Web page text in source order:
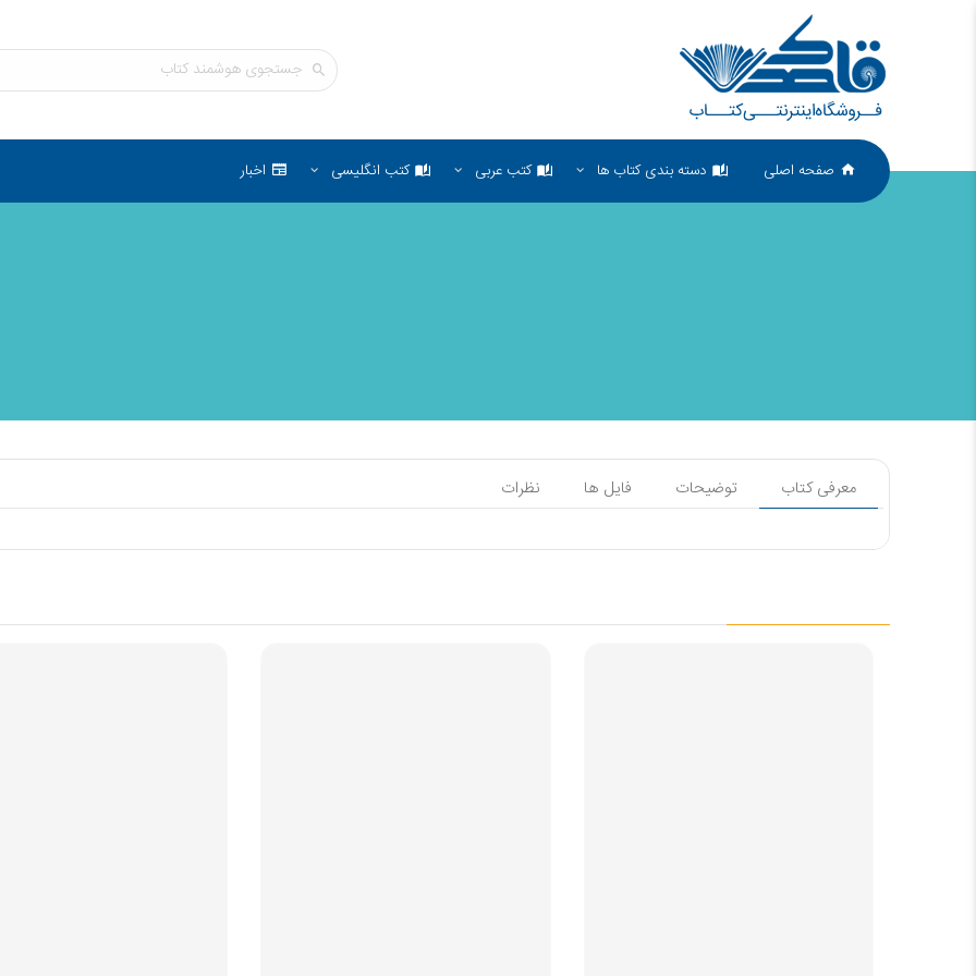
صفحه اصلی دسته بندی کتاب ها کتب عربی کتب انگلیسی اخبار
معرفی کتاب توضیحات فایل ها نظرات